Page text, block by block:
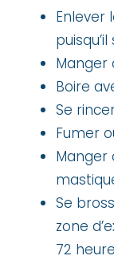
Enlever
Manger
Boire
Se
Fumer
Manger
Se
zone
72